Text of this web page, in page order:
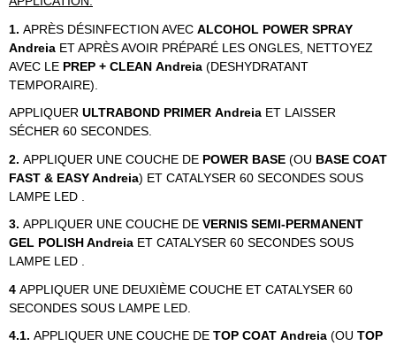
1. APRÈS DÉSINFECTION AVEC ALCOHOL POWER SPRAY
Andreia ET APRÈS AVOIR PRÉPARÉ LES ONGLES, NETTOYEZ
AVEC LE PREP + CLEAN Andreia (DESHYDRATANT
TEMPORAIRE).
APPLIQUER ULTRABOND PRIMER Andreia ET LAISSER
SÉCHER 60 SECONDES.
2. APPLIQUER UNE COUCHE DE POWER BASE (OU BASE COAT
FAST & EASY Andreia) ET CATALYSER 60 SECONDES SOUS
LAMPE LED .
3. APPLIQUER UNE COUCHE DE VERNIS SEMI-PERMANENT
GEL POLISH Andreia ET CATALYSER 60 SECONDES SOUS
LAMPE LED .
4 APPLIQUER UNE DEUXIÈME COUCHE ET CATALYSER 60
SECONDES SOUS LAMPE LED.
4.1. APPLIQUER UNE COUCHE DE TOP COAT Andreia (OU TOP